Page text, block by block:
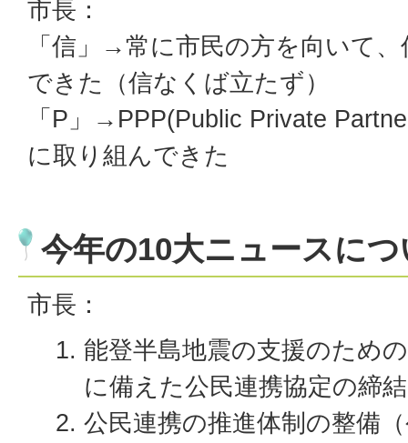
市長：
「信」→常に市民の方を向いて
できた（信なくば立たず）
「P」→PPP(Public Private
に取り組んできた
今年の10大ニュースに
市長：
能登半島地震の支援のため
に備えた公民連携協定の締結
公民連携の推進体制の整備